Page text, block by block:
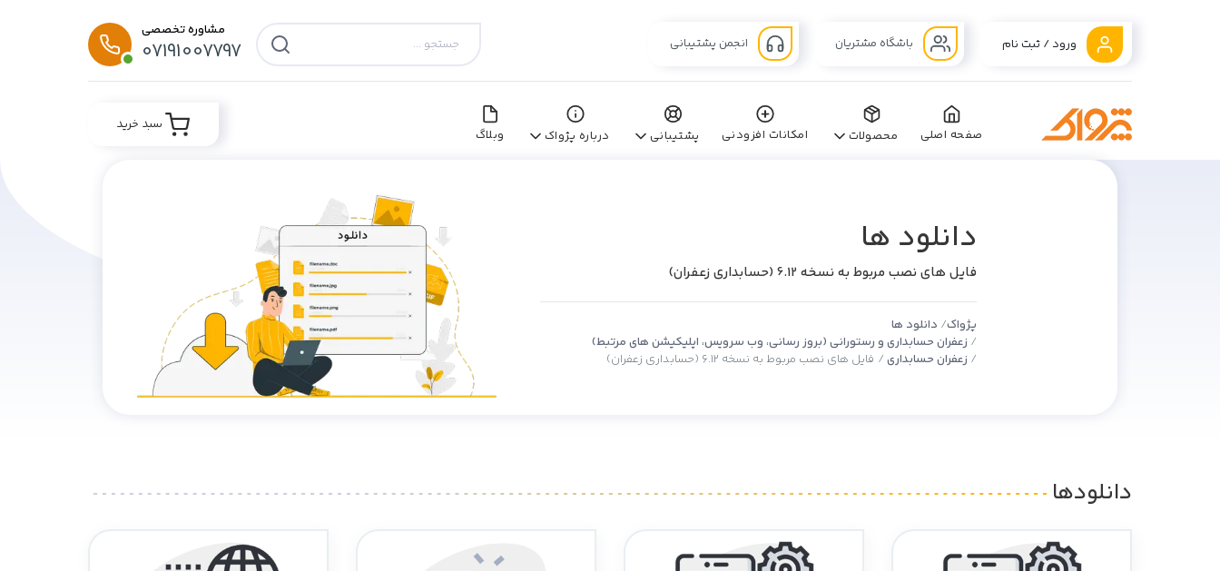
ورود / ثبت نام باشگاه مشتریان انجمن پشتیبانی
مشاوره تخصصی
07191007797
صفحه اصلی محصولات امکانات افزودنی پشتیبانی درباره پژواک وبلاگ
سبد خرید
دانلود ها
فایل های نصب مربوط به نسخه 6.12 (حسابداری زعفران)
پژواک دانلود ها
زعفران حسابداری و رستورانی (بروز رسانی، وب سرویس، اپلیکیشن های مرتبط)
زعفران حسابداری
فایل های نصب مربوط به نسخه 6.12 (حسابداری زعفران)
دانلودها